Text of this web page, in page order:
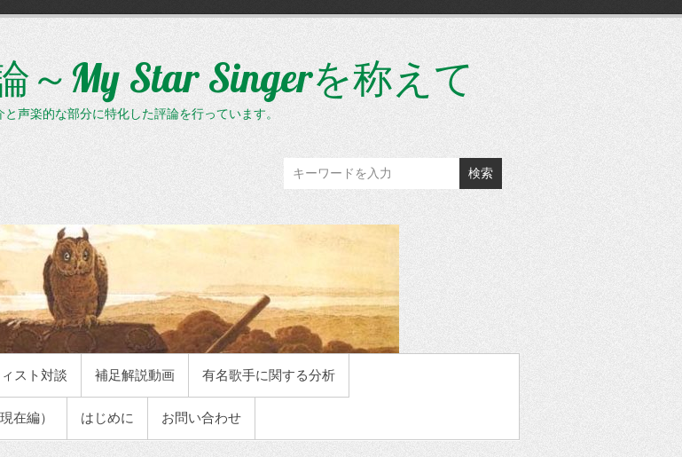
～My Star Singerを称えて
声楽的な部分に特化した評論を行っています。
検索
スト対談 補足解説動画 有名歌手に関する分析
在編） はじめに お問い合わせ